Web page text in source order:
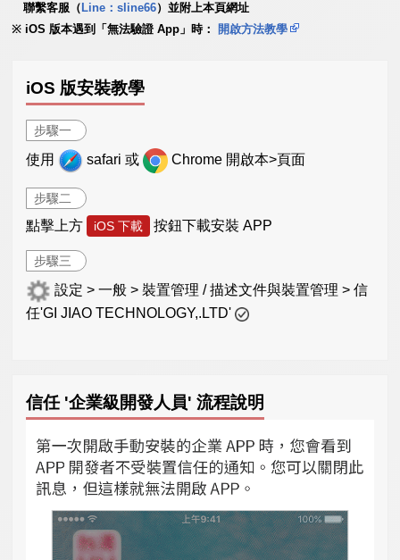
聯繫客服（ Line：sline66）並附上本頁網址
iOS 版本遇到「無法驗證 App」時：
開啟方法教學
iOS 版安裝教學
步驟一
使用 safari 或 Chrome 開啟本>頁面
步驟二
點擊上方 iOS 下載 按鈕下載安裝 APP
步驟三
設定 > 一般 > 裝置管理 / 描述文件與裝置管理 > 信
任'GI JIAO TECHNOLOGY,.LTD'
信任 '企業級開發人員' 流程說明